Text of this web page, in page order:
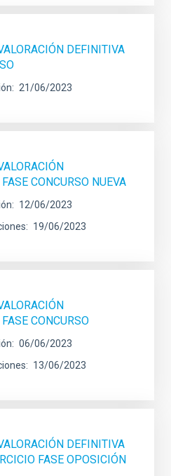
DEFINITIVA
21/06/2023
CONCURSO NUEVA
12/06/2023
19/06/2023
CONCURSO
06/06/2023
13/06/2023
DEFINITIVA
FASE OPOSICIÓN